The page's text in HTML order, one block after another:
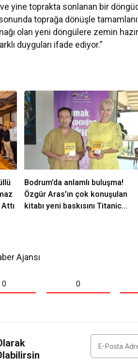
yine toprakta sonlanan bir
toprağa dönüşle
olan yeni döngülere zemin
duyguları ifade ediyor.”
Bodrum’da anlamlı buluşma!
Özgür Aras’ın çok konuşulan
kitabı yeni baskısını Titanic
Ajansı
0 0